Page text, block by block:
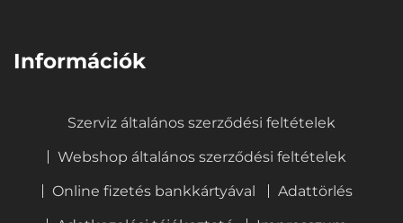
Információk
Szerviz általános szerződési feltételek
Webshop általános szerződési feltételek
Online fizetés bankkártyával
Adattörlés